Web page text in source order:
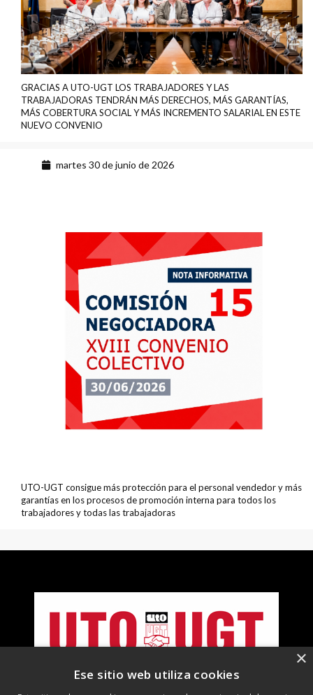
GRACIAS A UTO-UGT LOS TRABAJADORES Y LAS
TRABAJADORAS TENDRÁN MÁS DERECHOS, MÁS GARANTÍAS,
MÁS COBERTURA SOCIAL Y MÁS INCREMENTO SALARIAL EN ESTE
NUEVO CONVENIO
martes 30 de junio de 2026
UTO-UGT consigue más protección para el personal vendedor y más
garantías en los procesos de promoción interna para todos los
trabajadores y todas las trabajadoras
×
Ese sitio web utiliza cookies